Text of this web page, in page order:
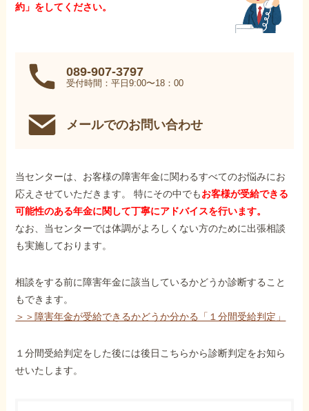
約」をしてください。
089-907-3797
受付時間：平日9:00〜18：00
メールでのお問い合わせ
当センターは、お客様の障害年金に関わるすべてのお悩みにお
応えさせていただきます。 特にその中でもお客様が受給できる
可能性のある年金に関して丁寧にアドバイスを行います。
なお、当センターでは体調がよろしくない方のために出張相談
も実施しております。
相談をする前に障害年金に該当しているかどうか診断すること
もできます。
＞＞障害年金が受給できるかどうか分かる「１分間受給判定」
１分間受給判定をした後には後日こちらから診断判定をお知ら
せいたします。